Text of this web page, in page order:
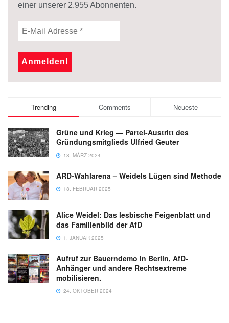
einer unserer 2.955Abonnenten.
Trending Comments Neueste
Grüne und Krieg — Partei-Austritt des
Gründungsmitglieds Ulfried Geuter
18. MÄRZ 2024
ARD-Wahlarena – Weidels Lügen sind Methode
18. FEBRUAR 2025
Alice Weidel: Das lesbische Feigenblatt und
das Familienbild der AfD
1. JANUAR 2025
Aufruf zur Bauerndemo in Berlin, AfD-
Anhänger und andere Rechtsextreme
mobilisieren.
24. OKTOBER 2024